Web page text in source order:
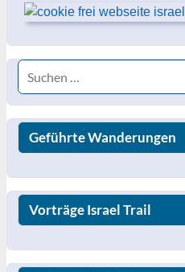
Geführte Wanderungen
Vorträge Israel Trail